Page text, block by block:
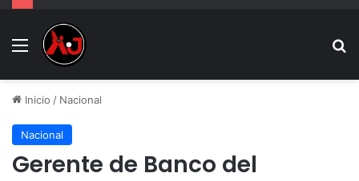
Menu
Inicio / Nacional
Nacional
Gerente de Banco del